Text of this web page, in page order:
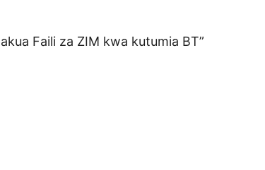
Faili za ZIM kwa kutumia BT”